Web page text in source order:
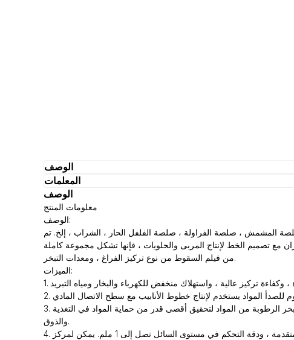
الوصف
المعلمات
الوصف
معلومات المنتج
الوصف:
المشمش ، صلصة الفراولة ، صلصة الفلفل الحار ، الشراب ، إلخ. تم
مع تصميم الخط لإنتاج المربى والحلويات ، فإنها تشكل مجموعة كاملة
من فيلم السقوط من نوع تركيز الفراغ ، ومعدات التبخر.
الميزات:
3. مبدأ تشغيل المعدات في ظل ظروف فراغ ، والتدفئة المتداولة المستمرة في درجة حرارة منخفضة ، والغليان في درجة حرارة منخفضة تتبخر الرطوبة من المواد لتحقيق أقصى قدر من حماية المواد في التغذية
والذوق.
4. التحكم التلقائي بالكامل بلك ، يمكن تحقيق القياس الذاتي في جميع نقاط التحكم ، يتم تطبيق تكنولوجيا الكشف عن الضغط التعريفي المتقدمة ، ودقة التحكم في مستوى السائل تصل إلى 1 ملم. يمكن لمركز